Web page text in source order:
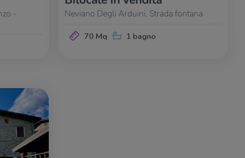
-
Neviano Degli Arduini, Strada fontana
70 Mq 1 bagno